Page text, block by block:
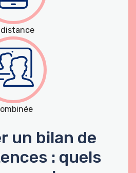
un bilan de
: quels